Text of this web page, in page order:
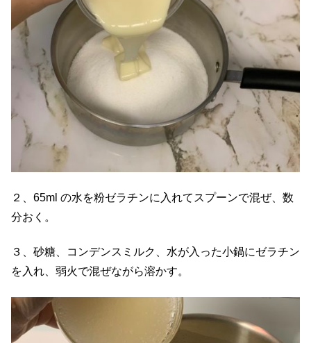
２、65ml の水を粉ゼラチンに入れてスプーンで混ぜ、数
分おく。
３、砂糖、コンデンスミルク、水が入った小鍋にゼラチン
を入れ、弱火で混ぜながら溶かす。